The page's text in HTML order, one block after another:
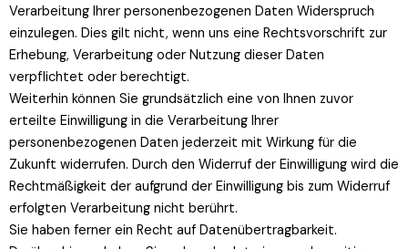
Verarbeitung Ihrer personenbezogenen Daten Widerspruch
einzulegen. Dies gilt nicht, wenn uns eine Rechtsvorschrift zur
Erhebung, Verarbeitung oder Nutzung dieser Daten
verpflichtet oder berechtigt.
Weiterhin können Sie grundsätzlich eine von Ihnen zuvor
erteilte Einwilligung in die Verarbeitung Ihrer
personenbezogenen Daten jederzeit mit Wirkung für die
Zukunft widerrufen. Durch den Widerruf der Einwilligung wird die
Rechtmäßigkeit der aufgrund der Einwilligung bis zum Widerruf
erfolgten Verarbeitung nicht berührt.
Sie haben ferner ein Recht auf Datenübertragbarkeit.